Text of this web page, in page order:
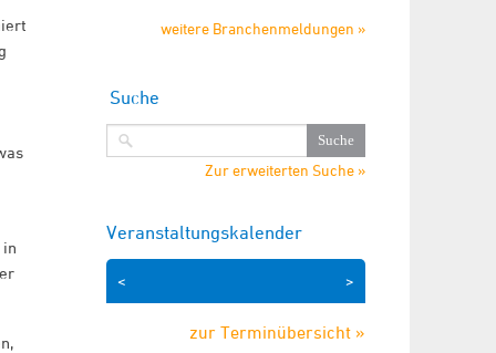
weitere Branchenmeldungen »
Suche
Zur erweiterten Suche »
Veranstaltungskalender
>
<
zur Terminübersicht »